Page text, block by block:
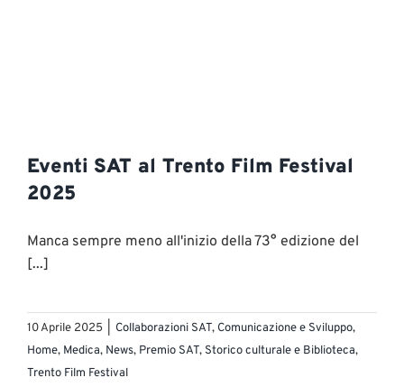
Eventi SAT al Trento Film Festival
2025
Manca sempre meno all'inizio della 73° edizione del
[...]
10 Aprile 2025 Collaborazioni SAT, Comunicazione e Sviluppo,
Home, Medica, News, Premio SAT, Storico culturale e Biblioteca,
Trento Film Festival